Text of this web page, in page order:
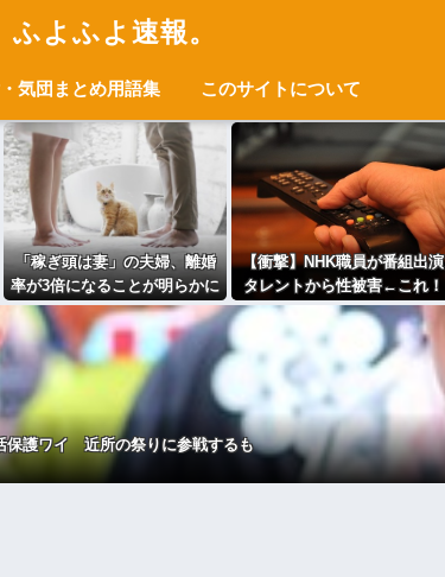
ふよふよ速報。
気団まとめ用語集 このサイトについて
「稼ぎ頭は妻」の夫婦、離婚
率が3倍になることが明らかに
【衝撃】NHK職員が番組出演
タレントから性被害←これ！
保護ワイ 近所の祭りに参戦するも